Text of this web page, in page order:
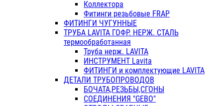
Коллектора
Фитинги резьбовые FRAP
ФИТИНГИ ЧУГУННЫЕ
ТРУБА LAVITA ГОФР. НЕРЖ. СТАЛЬ
термообработанная
Труба нерж. LAVITA
ИНСТРУМЕНТ Lavita
ФИТИНГИ и комплектующие LAVITA
ДЕТАЛИ ТРУБОПРОВОДОВ
БОЧАТА,РЕЗЬБЫ,СГОНЫ
СОЕДИНЕНИЯ "GEBO"